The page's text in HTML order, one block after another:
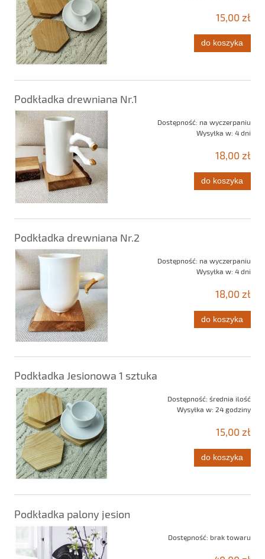
15,00 zł
do koszyka
Podkładka drewniana Nr.1
Dostępność: na wyczerpaniu
Wysyłka w: 4 dni
18,00 zł
do koszyka
Podkładka drewniana Nr.2
Dostępność: na wyczerpaniu
Wysyłka w: 4 dni
18,00 zł
do koszyka
Podkładka Jesionowa 1 sztuka
Dostępność: średnia ilość
Wysyłka w: 24 godziny
15,00 zł
do koszyka
Podkładka palony jesion
Dostępność: brak towaru